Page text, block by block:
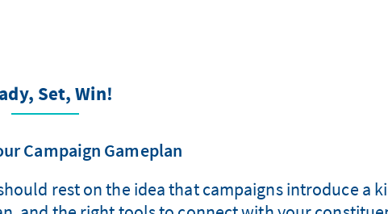
Set, Win!
Campaign Gameplan
rest on the idea that campaigns introduce a